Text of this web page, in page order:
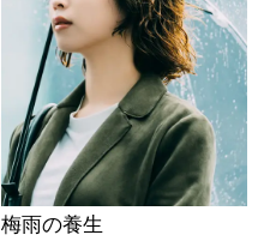
梅雨の養生